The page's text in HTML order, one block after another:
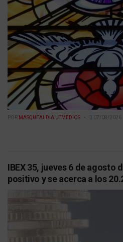
POR MASQUEALDIA UTMEDIOS 07/08/2026
IBEX 35, jueves 6 de agosto
positivo y se acerca a los